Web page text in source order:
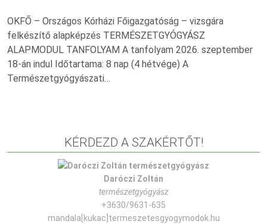
OKFŐ – Országos Kórházi Főigazgatóság – vizsgára
felkészítő alapképzés TERMÉSZETGYÓGYÁSZ
ALAPMODUL TANFOLYAM A tanfolyam 2026. szeptember
18-án indul Időtartama: 8 nap (4 hétvége) A
Természetgyógyászati…
KÉRDEZD A SZAKÉRTŐT!
Daróczi Zoltán
természetgyógyász
+3630/9631-635
mandala[kukac]termeszetesgyogymodok.hu